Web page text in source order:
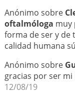
Anónimo sobre
oftalmóloga muy
forma de ser y de
calidad humana
Anónimo sobre
gracias por ser
12/08/19